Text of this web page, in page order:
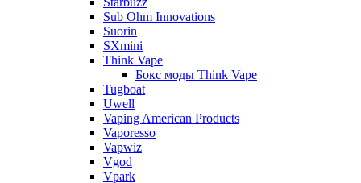
Sub Ohm Innovations
Suorin
SXmini
Think Vape
Бокс моды Think Vape
Tugboat
Uwell
Vaping American Products
Vaporesso
Vapwiz
Vgod
Vpark